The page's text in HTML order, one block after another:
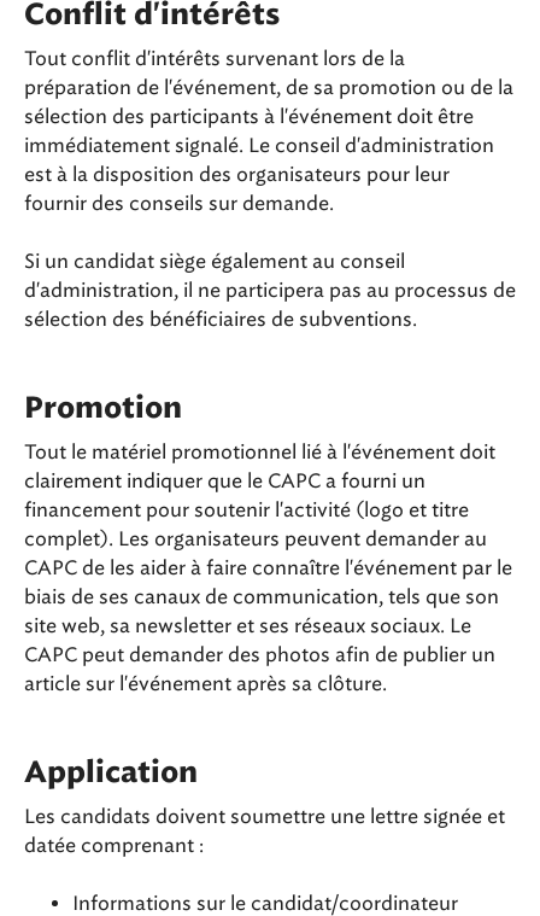
Conflit d'intérêts
Tout conflit d'intérêts survenant lors de la
préparation de l'événement, de sa promotion ou de la
sélection des participants à l'événement doit être
immédiatement signalé. Le conseil d'administration
est à la disposition des organisateurs pour leur
fournir des conseils sur demande.
Si un candidat siège également au conseil
d'administration, il ne participera pas au processus de
sélection des bénéficiaires de subventions.
Promotion
Tout le matériel promotionnel lié à l'événement doit
clairement indiquer que le CAPC a fourni un
financement pour soutenir l'activité (logo et titre
complet). Les organisateurs peuvent demander au
CAPC de les aider à faire connaître l'événement par le
biais de ses canaux de communication, tels que son
site web, sa newsletter et ses réseaux sociaux. Le
CAPC peut demander des photos afin de publier un
article sur l'événement après sa clôture.
Application
Les candidats doivent soumettre une lettre signée et
datée comprenant :
Informations sur le candidat/coordinateur